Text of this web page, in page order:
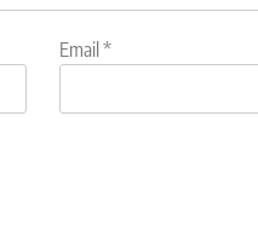
Email *